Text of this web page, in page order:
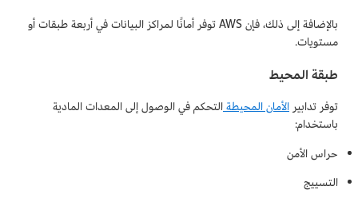
بالإضافة إلى ذلك، فإن AWS توفر أمانًا لمراكز البيانات في أربعة طبقات أو
مستويات.
طبقة المحيط
توفر تدابير الأمان المحيطةالتحكم في الوصول إلى المعدات المادية
باستخدام:
حراس الأمن
التسييج